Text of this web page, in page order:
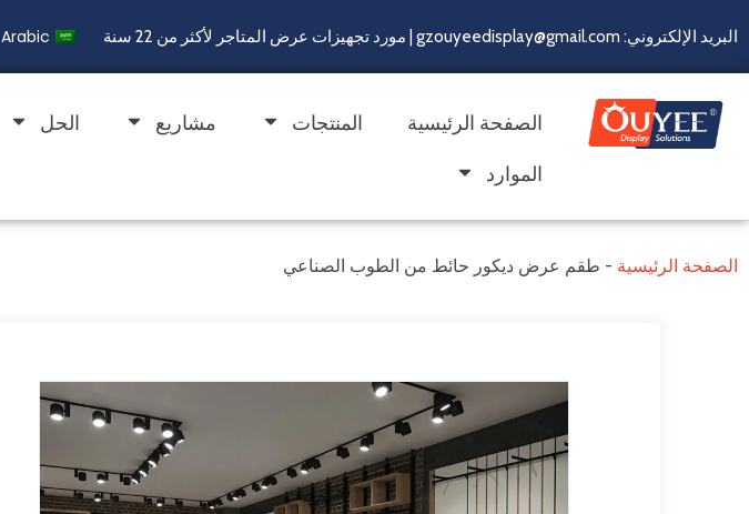
البريد الإلكتروني: gzouyeedisplay@gmail.com | مورد تجهيزات عرض المتاجر لأكثر من 22 سنة Arabic
الصفحة الرئيسية المنتجات مشاريع الحل
الموارد
الصفحة الرئيسية - طقم عرض ديكور حائط من الطوب الصناعي